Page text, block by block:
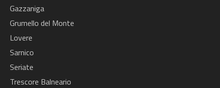
Gazzaniga
Grumello del Monte
Lovere
Sarnico
Seriate
Trescore Balneario